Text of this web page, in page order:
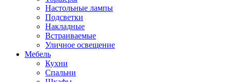
Настольные лампы
Подсветки
Накладные
Встраиваемые
Уличное освещение
Мебель
Кухни
Спальни